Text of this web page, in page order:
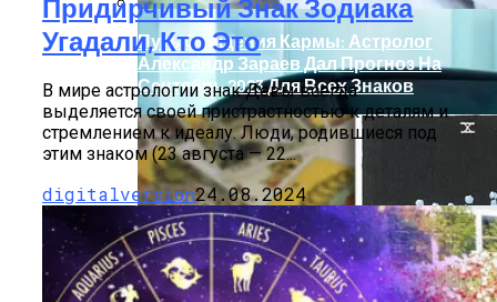
Путь Очищения Кармы: Астролог
Александр Зараев Дал Прогноз На
Сентябрь 2023 Для Всех Знаков
Придирчивый Знак Зодиака
Угадали, Кто Это
В мире астрологии знак Девы всегда
выделяется своей пристрастностью к деталям и
стремлением к идеалу. Люди, родившиеся под
этим знаком (23 августа — 22...
digitalversion24.08.2024